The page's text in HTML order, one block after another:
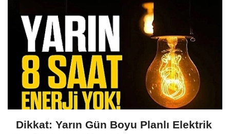
Dikkat: Yarın Gün Boyu Planlı Elektrik